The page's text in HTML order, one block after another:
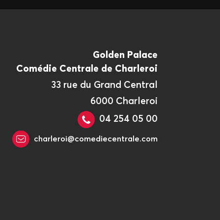
Golden Palace
Comédie Centrale de Charleroi
33 rue du Grand Central
6000 Charleroi
04 254 05 00
charleroi@comediecentrale.com